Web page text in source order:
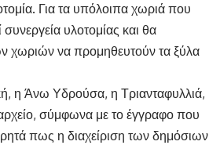
Για τα υπόλοιπα χωριά που
υλοτομίας και θα
χωριών να προμηθευτούν τα ξύλα
η Άνω Υδρούσα, η Τριανταφυλλιά,
σύμφωνα με το έγγραφο που
ρητά πως η διαχείριση των δημόσιων